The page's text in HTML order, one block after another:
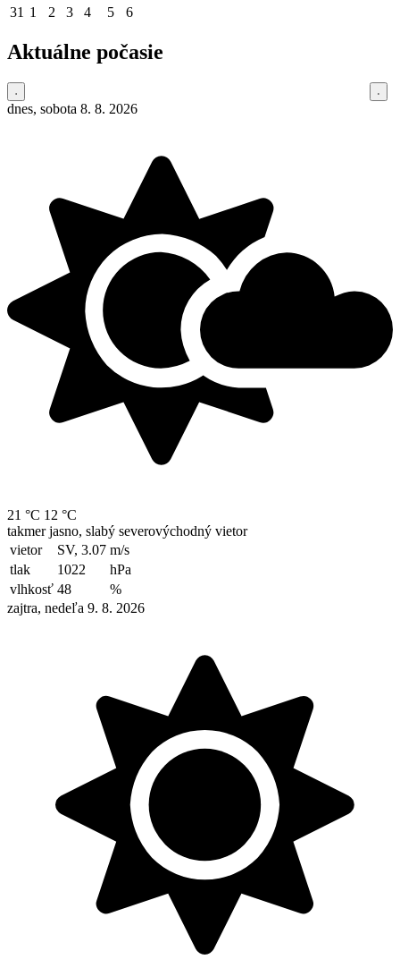
31 1 2 3 4 5 6
Aktuálne počasie
dnes, sobota 8. 8. 2026
21 °C 12 °C
takmer jasno, slabý severovýchodný vietor
vietor
SV, 3.07 m/s
tlak
1022
hPa
vlhkosť 48
%
zajtra, nedeľa 9. 8. 2026